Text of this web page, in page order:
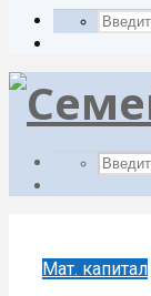
Мат. капитал